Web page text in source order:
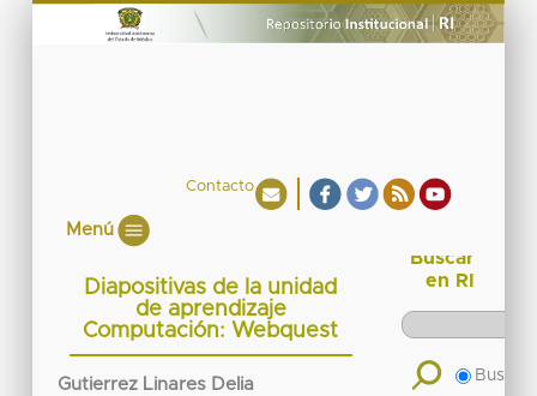
Contacto
Menú
Diapositivas de la unidad
de aprendizaje
Computación: Webquest
Gutierrez Linares Delia
Buscar
en RI
Buscar